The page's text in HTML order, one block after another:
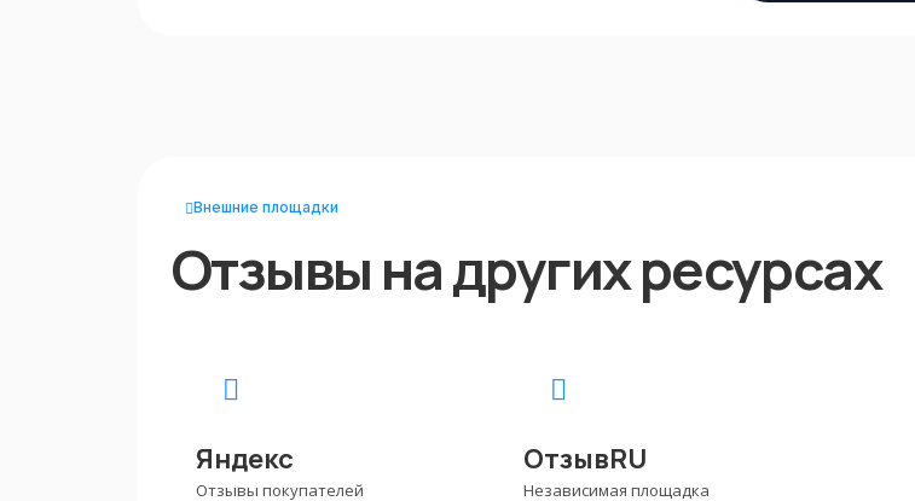
Внешние площадки
Отзывы на других ресурсах
Яндекс
Отзывы покупателей
ОтзывRU
Независимая площадка